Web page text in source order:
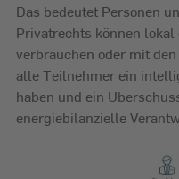
Das bedeutet Personen
Privatrechts können
verbrauchen oder mit
alle Teilnehmer ein
haben und ein
energiebilanzielle